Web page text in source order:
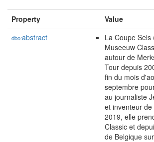
Property Value
dbo:abstract
La Coupe
Museeuw
autour de
Tour depuis
fin du mois
septembre
au journaliste
et inventeur
2019, elle
Classic et
de Belgique